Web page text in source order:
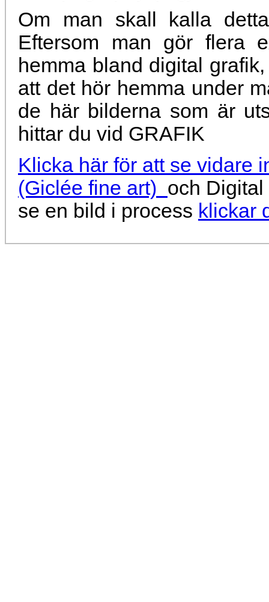
Om man skall kalla
Eftersom man gör flera
hemma bland digital
att det hör hemma under
de här bilderna som är
hittar du vid GRAFIK
Klicka här för att se vidare
(Giclée fine art) och
se en bild i process klickar